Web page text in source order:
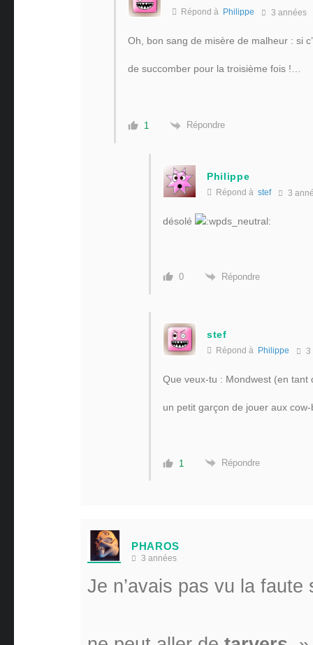
Répond à Philippe 3 années
Oh, bon sang de misère de malheur : si
de succomber pour la troisième fois !…
1 Répondre
Philippe
Répond à stef 3
désolé
0 Répondre
stef
Répond à Philippe 3
Que veux-tu : Mondwest (en tant
un petit garçon de jouer aux
1 Répondre
PHAROS
3 années
Je n’avais pas vu la